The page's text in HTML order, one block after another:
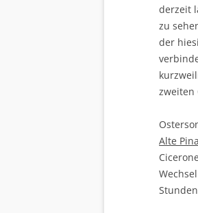
derzeit
zu
der
zweiten
Alte
Stunden